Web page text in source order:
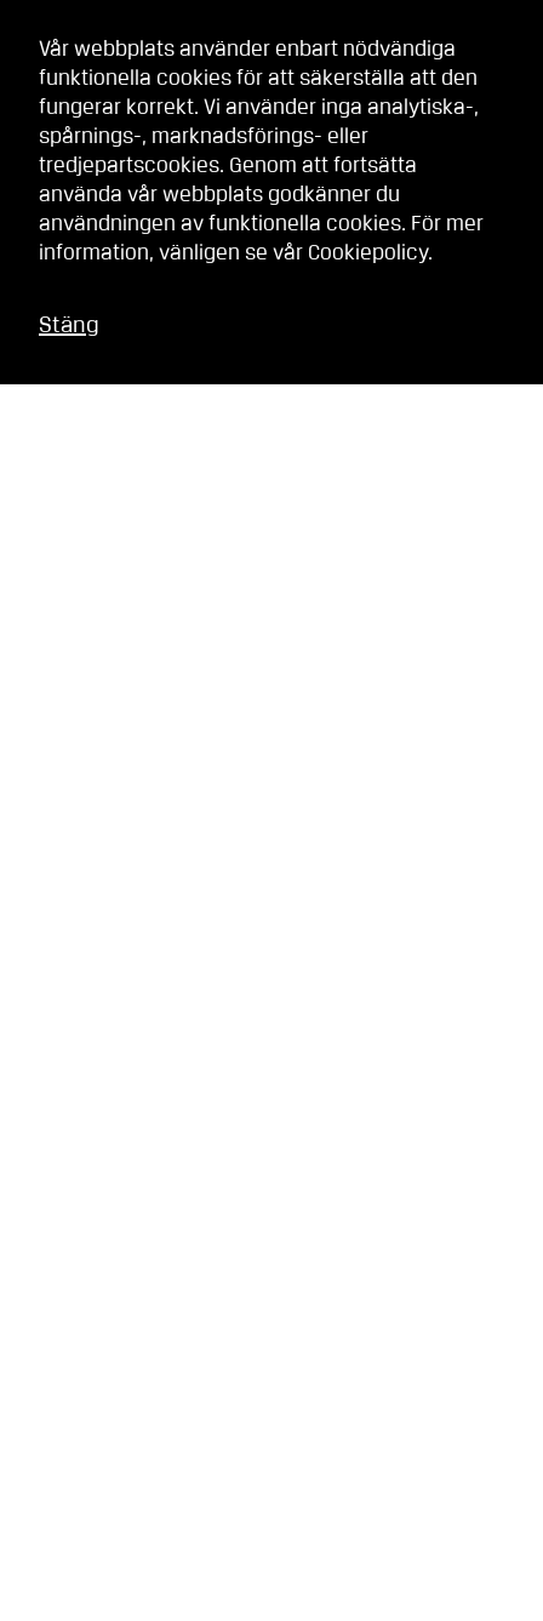
Vår webbplats använder enbart nödvändiga
funktionella cookies för att säkerställa att den
fungerar korrekt. Vi använder inga analytiska-,
spårnings-, marknadsförings- eller
tredjepartscookies. Genom att fortsätta
använda vår webbplats godkänner du
användningen av funktionella cookies. För mer
information, vänligen se vår Cookiepolicy.
Stäng